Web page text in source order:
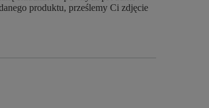
produktu, prześlemy Ci zdjęcie